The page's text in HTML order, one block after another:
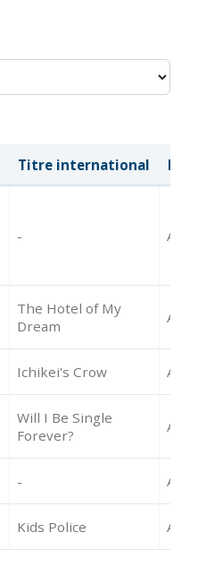
Titre international
-
The Hotel of My
Dream
Ichikei's Crow
Will I Be Single
Forever?
-
Kids Police